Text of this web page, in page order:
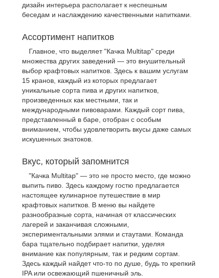
дизайн интерьера располагает к неспешным
беседам и наслаждению качественными напитками.
Ассортимент напитков
Главное, что выделяет "Качка Multitap" среди
множества других заведений — это внушительный
выбор крафтовых напитков. Здесь к вашим услугам
15 кранов, каждый из которых предлагает
уникальные сорта пива и других напитков,
произведенных как местными, так и
международными пивоварами. Каждый сорт пива,
представленный в баре, отобран с особым
вниманием, чтобы удовлетворить вкусы даже самых
искушенных знатоков.
Вкус, который запомнится
"Качка Multitap" — это не просто место, где можно
выпить пиво. Здесь каждому гостю предлагается
настоящее кулинарное путешествие в мир
крафтовых напитков. В меню вы найдете
разнообразные сорта, начиная от классических
лагерей и заканчивая сложными,
экспериментальными элями и стаутами. Команда
бара тщательно подбирает напитки, уделяя
внимание как популярным, так и редким сортам.
Здесь каждый найдет что-то по душе, будь то крепкий
IPA или освежающий пшеничный эль.